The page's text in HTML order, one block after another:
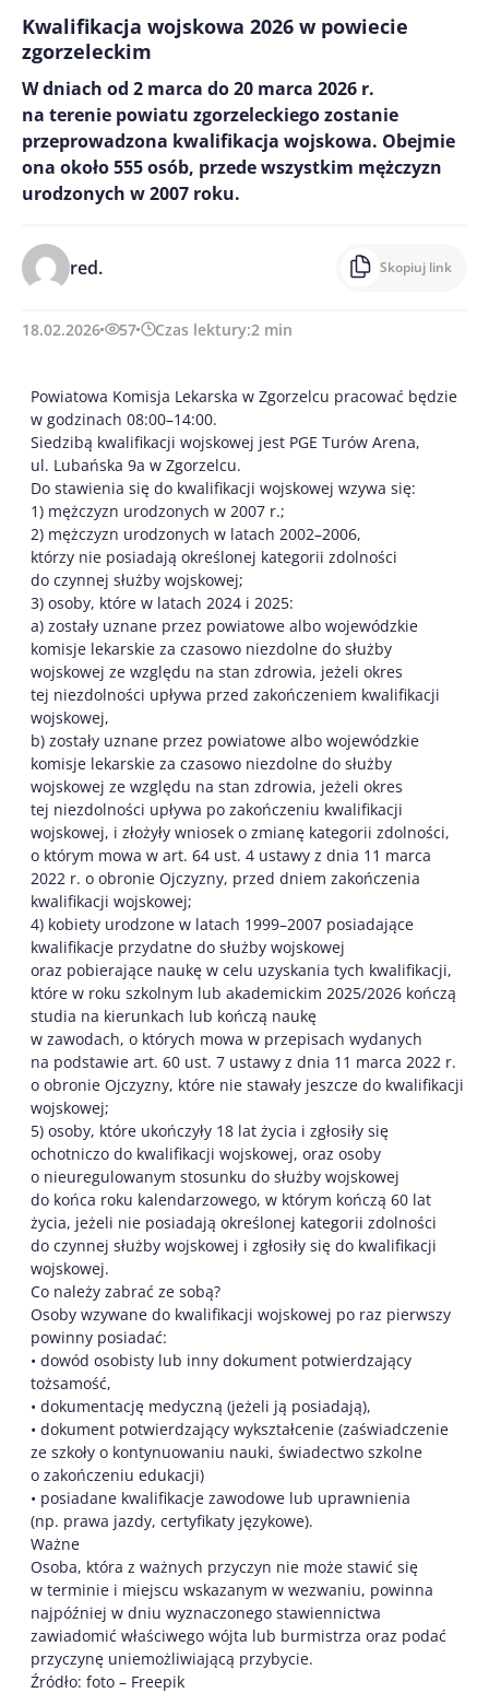
Kwalifikacja wojskowa 2026 w powiecie
zgorzeleckim
W dniach od 2 marca do 20 marca 2026 r.
na terenie powiatu zgorzeleckiego zostanie
przeprowadzona kwalifikacja wojskowa. Obejmie
ona około 555 osób, przede wszystkim mężczyzn
urodzonych w 2007 roku.
red. Skopiuj link
18.02.2026 57 Czas lektury:2 min
Powiatowa Komisja Lekarska w Zgorzelcu pracować będzie
w godzinach 08:00–14:00.
Siedzibą kwalifikacji wojskowej jest PGE Turów Arena,
ul. Lubańska 9a w Zgorzelcu.
Do stawienia się do kwalifikacji wojskowej wzywa się:
1) mężczyzn urodzonych w 2007 r.;
2) mężczyzn urodzonych w latach 2002–2006,
którzy nie posiadają określonej kategorii zdolności
do czynnej służby wojskowej;
3) osoby, które w latach 2024 i 2025:
a) zostały uznane przez powiatowe albo wojewódzkie
komisje lekarskie za czasowo niezdolne do służby
wojskowej ze względu na stan zdrowia, jeżeli okres
tej niezdolności upływa przed zakończeniem kwalifikacji
wojskowej,
b) zostały uznane przez powiatowe albo wojewódzkie
komisje lekarskie za czasowo niezdolne do służby
wojskowej ze względu na stan zdrowia, jeżeli okres
tej niezdolności upływa po zakończeniu kwalifikacji
wojskowej, i złożyły wniosek o zmianę kategorii zdolności,
o którym mowa w art. 64 ust. 4 ustawy z dnia 11 marca
2022 r. o obronie Ojczyzny, przed dniem zakończenia
kwalifikacji wojskowej;
4) kobiety urodzone w latach 1999–2007 posiadające
kwalifikacje przydatne do służby wojskowej
oraz pobierające naukę w celu uzyskania tych kwalifikacji,
które w roku szkolnym lub akademickim 2025/2026 kończą
studia na kierunkach lub kończą naukę
w zawodach, o których mowa w przepisach wydanych
na podstawie art. 60 ust. 7 ustawy z dnia 11 marca 2022 r.
o obronie Ojczyzny, które nie stawały jeszcze do kwalifikacji
wojskowej;
5) osoby, które ukończyły 18 lat życia i zgłosiły się
ochotniczo do kwalifikacji wojskowej, oraz osoby
o nieuregulowanym stosunku do służby wojskowej
do końca roku kalendarzowego, w którym kończą 60 lat
życia, jeżeli nie posiadają określonej kategorii zdolności
do czynnej służby wojskowej i zgłosiły się do kwalifikacji
wojskowej.
Co należy zabrać ze sobą?
Osoby wzywane do kwalifikacji wojskowej po raz pierwszy
powinny posiadać:
• dowód osobisty lub inny dokument potwierdzający
tożsamość,
• dokumentację medyczną (jeżeli ją posiadają),
• dokument potwierdzający wykształcenie (zaświadczenie
ze szkoły o kontynuowaniu nauki, świadectwo szkolne
o zakończeniu edukacji)
• posiadane kwalifikacje zawodowe lub uprawnienia
(np. prawa jazdy, certyfikaty językowe).
Ważne
Osoba, która z ważnych przyczyn nie może stawić się
w terminie i miejscu wskazanym w wezwaniu, powinna
najpóźniej w dniu wyznaczonego stawiennictwa
zawiadomić właściwego wójta lub burmistrza oraz podać
przyczynę uniemożliwiającą przybycie.
Źródło: foto – Freepik